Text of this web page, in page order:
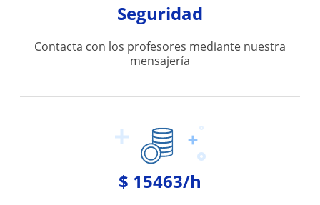
Seguridad
Contacta con los profesores mediante nuestra
mensajería
$ 15463/h